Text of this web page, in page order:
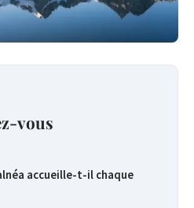
vous
accueille-t-il chaque